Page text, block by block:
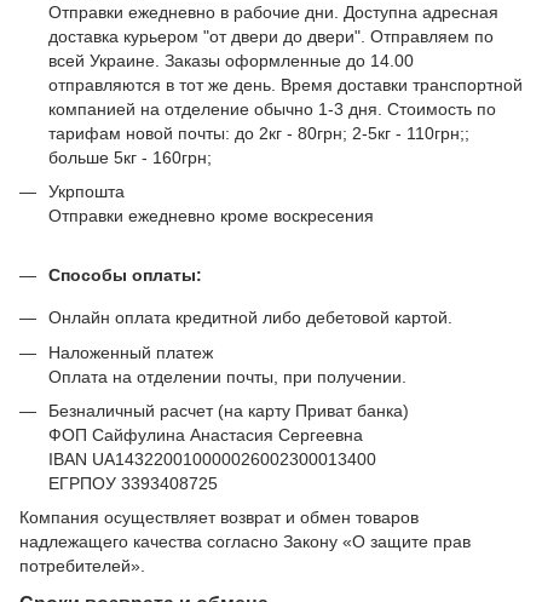
Отправки ежедневно в рабочие дни. Доступна адресная
доставка курьером "от двери до двери". Отправляем по
всей Украине. Заказы оформленные до 14.00
отправляются в тот же день. Время доставки транспортной
компанией на отделение обычно 1-3 дня. Стоимость по
тарифам новой почты: до 2кг - 80грн; 2-5кг - 110грн;;
больше 5кг - 160грн;
Укрпошта
Отправки ежедневно кроме воскресения
Способы оплаты:
Онлайн оплата кредитной либо дебетовой картой.
Наложенный платеж
Оплата на отделении почты, при получении.
Безналичный расчет (на карту Приват банка)
ФОП Сайфулина Анастасия Сергеевна
IBAN UA143220010000026002300013400
ЕГРПОУ 3393408725
Компания осуществляет возврат и обмен товаров
надлежащего качества согласно Закону «О защите прав
потребителей».